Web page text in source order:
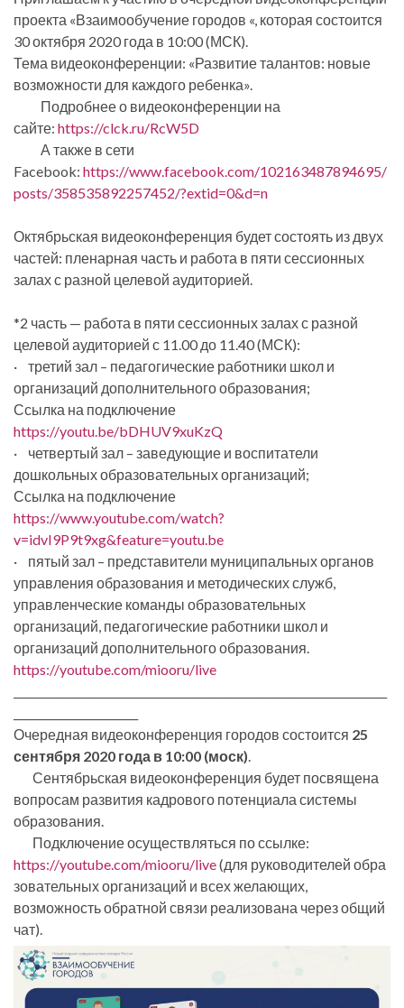
проекта «Взаимообучение городов «, которая состоится
30 октября 2020 года в 10:00 (МСК).
Тема видеоконференции: «Развитие талантов: новые
возможности для каждого ребенка».
Подробнее о видеоконференции на
сайте: https://clck.ru/RcW5D
А также в сети
Facebook: https://www.facebook.com/102163487894695/
posts/358535892257452/?extid=0&d=n
Октябрьская видеоконференция будет состоять из двух
частей: пленарная часть и работа в пяти сессионных
залах с разной целевой аудиторией.
*2 часть — работа в пяти сессионных залах с разной
целевой аудиторией с 11.00 до 11.40 (МСК):
· третий зал – педагогические работники школ и
организаций дополнительного образования;
Ссылка на подключение
https://youtu.be/bDHUV9xuKzQ
· четвертый зал – заведующие и воспитатели
дошкольных образовательных организаций;
Ссылка на подключение
https://www.youtube.com/watch?
v=idvI9P9t9xg&feature=youtu.be
· пятый зал – представители муниципальных органов
управления образования и методических служб,
управленческие команды образовательных
организаций, педагогические работники школ и
организаций дополнительного образования.
https://youtube.com/miooru/live
Очередная видеоконференция городов состоится 25
сентября 2020 года в 10:00 (моск)
Сентябрьская видеоконференция будет посвящена
вопросам развития кадрового потенциала системы
образования.
Подключение осуществляться по ссылке:
https://youtube.com/miooru/live(для руководителей обра
зовательных организаций и всех желающих,
возможность обратной связи реализована через общий
чат).